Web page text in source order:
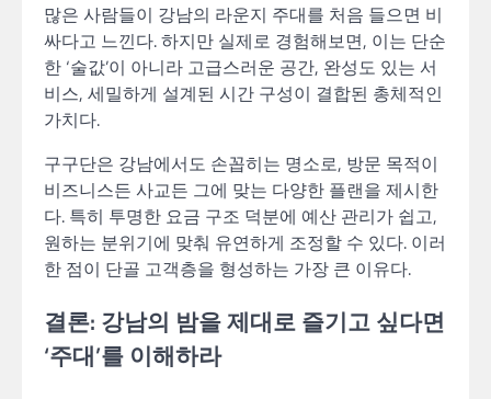
많은 사람들이 강남의 라운지 주대를 처음 들으면 비
싸다고 느낀다. 하지만 실제로 경험해보면, 이는 단순
한 ‘술값’이 아니라 고급스러운 공간, 완성도 있는 서
비스, 세밀하게 설계된 시간 구성이 결합된 총체적인
가치다.
구구단은 강남에서도 손꼽히는 명소로, 방문 목적이
비즈니스든 사교든 그에 맞는 다양한 플랜을 제시한
다. 특히 투명한 요금 구조 덕분에 예산 관리가 쉽고,
원하는 분위기에 맞춰 유연하게 조정할 수 있다. 이러
한 점이 단골 고객층을 형성하는 가장 큰 이유다.
결론: 강남의 밤을 제대로 즐기고 싶다면
‘주대’를 이해하라